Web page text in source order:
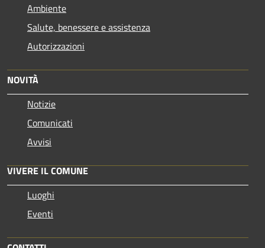
Ambiente
Salute, benessere e assistenza
Autorizzazioni
NOVITÀ
Notizie
Comunicati
Avvisi
VIVERE IL COMUNE
Luoghi
Eventi